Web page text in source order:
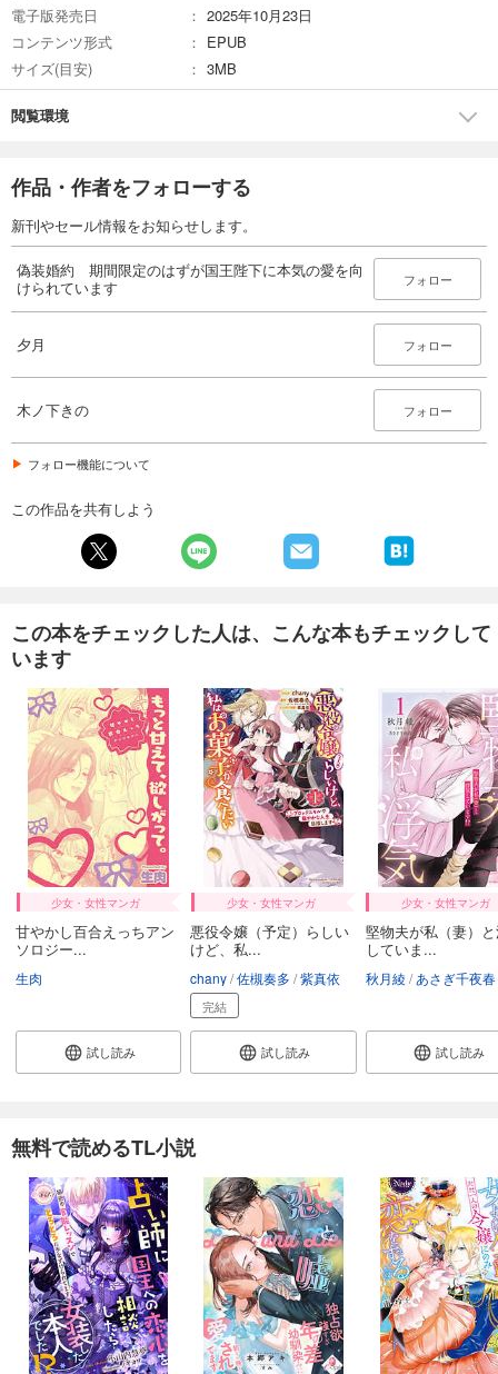
電子版発売日
2025年10月23日
コンテンツ形式
EPUB
サイズ(目安)
3MB
閲覧環境
作品・作者をフォローする
新刊やセール情報をお知らせします。
偽装婚約 期間限定のはずが国王陛下に本気の愛を向
けられています
フォロー
夕月 フォロー
木ノ下きの フォロー
フォロー機能について
この作品を共有しよう
この本をチェックした人は、こんな本もチェックして
います
少女・女性マンガ
甘やかし百合えっちアン
ソロジー...
生肉
試し読み
少女・女性マンガ
悪役令嬢（予定）らしい
けど、私...
chany 佐槻奏多 紫真依
完結
試し読み
少女・女性マンガ
堅物夫が私（妻）
していま...
秋月綾 あさぎ千夜春
試し読み
無料で読めるTL小説